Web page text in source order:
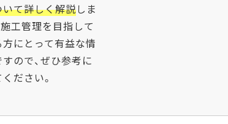
いて詳しく解説しま
工管理を目指して
にとって有益な情
ので、ぜひ参考に
ださい。